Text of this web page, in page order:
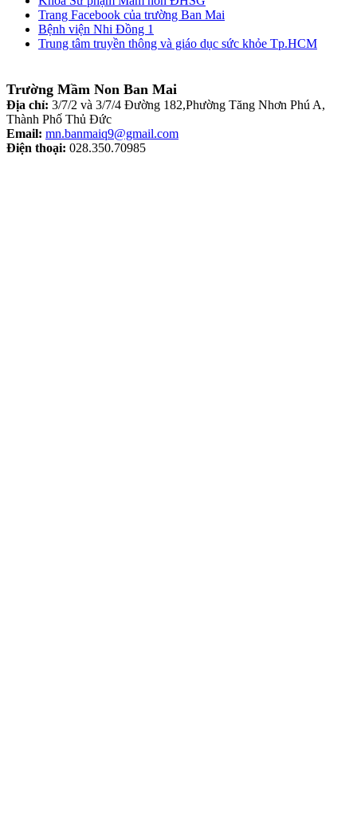
Trang Facebook của trường Ban Mai
Bệnh viện Nhi Đồng 1
Trung tâm truyền thông và giáo dục sức khỏe Tp.HCM
Trường Mầm Non Ban Mai
Địa chỉ: 3/7/2 và 3/7/4 Đường 182,Phường Tăng Nhơn Phú A,
Thành Phố Thủ Đức
Email: mn.banmaiq9@gmail.com
Điện thoại: 028.350.70985